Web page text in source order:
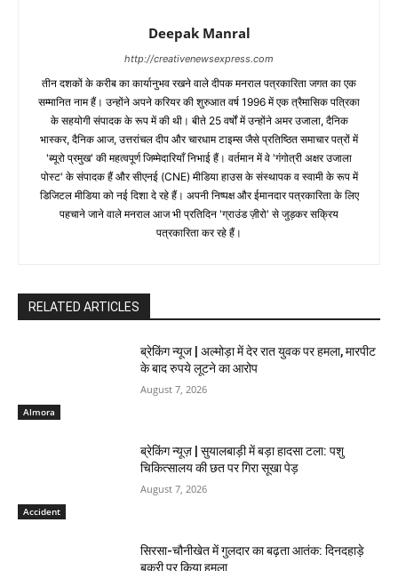
Deepak Manral
http://creativenewsexpress.com
तीन दशकों के करीब का कार्यानुभव रखने वाले दीपक मनराल पत्रकारिता जगत का एक
सम्मानित नाम हैं। उन्होंने अपने करियर की शुरुआत वर्ष 1996 में एक त्रैमासिक पत्रिका
के सहयोगी संपादक के रूप में की थी। बीते 25 वर्षों में उन्होंने अमर उजाला, दैनिक
भास्कर, दैनिक आज, उत्तरांचल दीप और चारधाम टाइम्स जैसे प्रतिष्ठित समाचार पत्रों में
'ब्यूरो प्रमुख' की महत्वपूर्ण जिम्मेदारियाँ निभाई हैं। वर्तमान में वे 'गंगोत्री अक्षर उजाला
पोस्ट' के संपादक हैं और सीएनई (CNE) मीडिया हाउस के संस्थापक व स्वामी के रूप में
डिजिटल मीडिया को नई दिशा दे रहे हैं। अपनी निष्पक्ष और ईमानदार पत्रकारिता के लिए
पहचाने जाने वाले मनराल आज भी प्रतिदिन 'ग्राउंड ज़ीरो' से जुड़कर सक्रिय
पत्रकारिता कर रहे हैं।
RELATED ARTICLES
Almora
ब्रेकिंग न्यूज | अल्मोड़ा में देर रात युवक पर हमला, मारपीट
के बाद रुपये लूटने का आरोप
August 7, 2026
Accident
ब्रेकिंग न्यूज़ | सुयालबाड़ी में बड़ा हादसा टला: पशु
चिकित्सालय की छत पर गिरा सूखा पेड़
August 7, 2026
सिरसा-चौनीखेत में गुलदार का बढ़ता आतंक: दिनदहाड़े
बकरी पर किया हमला